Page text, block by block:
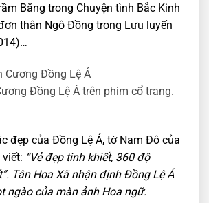
Băng trong Chuyện tình Bắc Kinh
thân Ngô Đồng trong Lưu luyến
Đồng Lệ Á trên phim cổ trang.
đẹp của Đồng Lệ Á, tờ Nam Đô của
“Vẻ đẹp tinh khiết, 360 độ
Tân Hoa Xã nhận định Đồng Lệ Á
ngào của màn ảnh Hoa ngữ.